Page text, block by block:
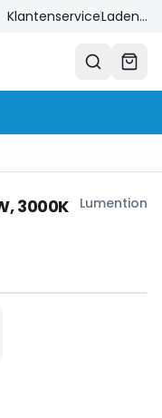
KlantenserviceLaden...
3000K
Lumention